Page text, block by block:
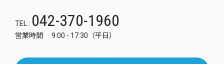
TEL : 042-370-1960
営業時間 9:00 - 17:30（平日）